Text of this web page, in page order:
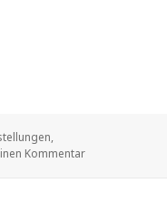
,
Kommentarzu